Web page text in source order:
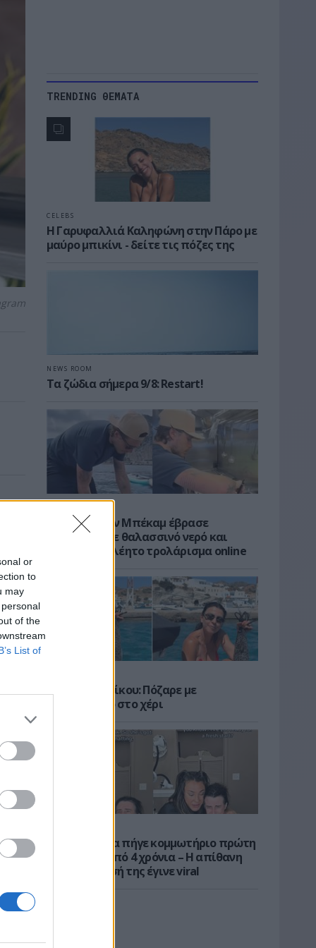
or
to
may
of the
List of
TRENDING ΘΕΜΑΤΑ
CELEBS
Η Γαρυφαλλιά Καληφώνη στην Πάρο με
μαύρο μπικίνι - δείτε τις πόζες της
NEWS ROOM
Τα ζώδια σήμερα 9/8: Restart!
Ο Μπρούκλιν Μπέκαμ έβρασε
μακαρόνια με θαλασσινό νερό και
δέχτηκε ανελέητο τρολάρισμα online
Μαρίνα Βερνίκου: Πόζαρε με
λαγοκέφαλο στο χέρι
Νοσηλεύτρια πήγε κομμωτήριο πρώτη
φορά μετά από 4 χρόνια – Η απίθανη
μεταμόρφωσή της έγινε viral